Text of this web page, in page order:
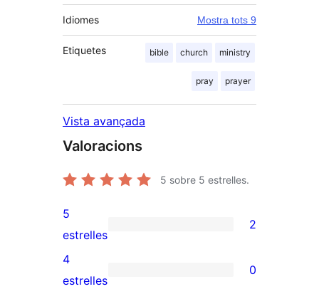
Idiomes Mostra tots 9
Etiquetes bible church ministry
pray prayer
Vista avançada
Valoracions
5 sobre 5 estrelles.
2
valoracions
de
5
estrelles
2
0
4
estrelles
0